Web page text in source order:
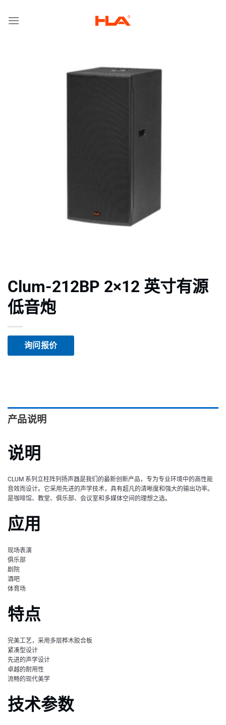
Clum-212BP 2×12 英寸有源
低音炮
询问报价
产品说明
说明
CLUM 系列立柱阵列扬声器是我们的最新创新产品，专为专业环境中的高性能
音效而设计。它采用先进的声学技术，具有超凡的清晰度和强大的输出功率。
是咖啡馆、教堂、俱乐部、会议室和多媒体空间的理想之选。
应用
现场表演
俱乐部
剧院
酒吧
体育场
特点
完美工艺，采用多层桦木胶合板
紧凑型设计
先进的声学设计
卓越的耐用性
流畅的现代美学
技术参数